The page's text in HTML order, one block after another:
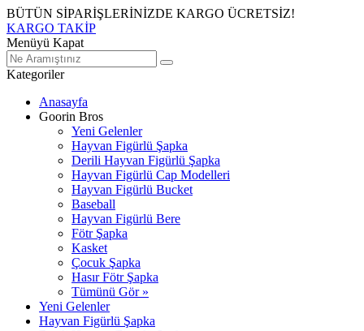
BÜTÜN SİPARİŞLERİNİZDE KARGO ÜCRETSİZ!
KARGO TAKİP
Menüyü Kapat
Kategoriler
Anasayfa
Goorin Bros
Yeni Gelenler
Hayvan Figürlü Şapka
Derili Hayvan Figürlü Şapka
Hayvan Figürlü Cap Modelleri
Hayvan Figürlü Bucket
Baseball
Hayvan Figürlü Bere
Fötr Şapka
Kasket
Çocuk Şapka
Hasır Fötr Şapka
Tümünü Gör »
Yeni Gelenler
Hayvan Figürlü Şapka